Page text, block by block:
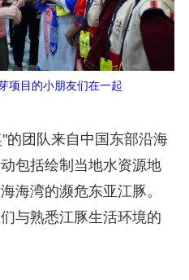
项目的小朋友们在一起
的团队来自中国东部沿海
包括绘制当地水资源地
海湾的濒危东亚江豚。
与熟悉江豚生活环境的